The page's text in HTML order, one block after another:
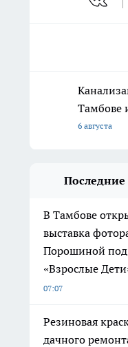
Тамбове
6 августа
Последние
В Тамбове
выставка
Порошиной под
«Взрослые
07:07
Резиновая
дачного